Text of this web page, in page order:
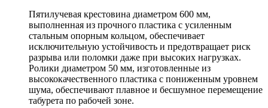
Пятилучевая крестовина диаметром 600 мм,
выполненная из прочного пластика с усиленным
стальным опорным кольцом, обеспечивает
исключительную устойчивость и предотвращает риск
разрыва или поломки даже при высоких нагрузках.
Ролики диаметром 50 мм, изготовленные из
высококачественного пластика с пониженным уровнем
шума, обеспечивают плавное и бесшумное перемещение
табурета по рабочей зоне.